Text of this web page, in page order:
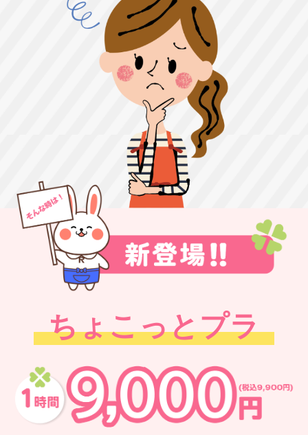
ちょこっとプラ
ン